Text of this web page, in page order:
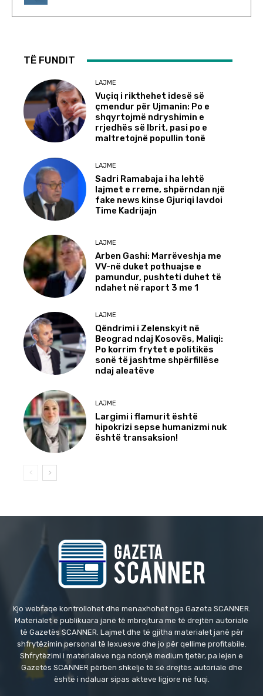
TË FUNDIT
LAJME
Vuçiq i rikthehet idesë së
çmendur për Ujmanin: Po e
shqyrtojmë ndryshimin e
rrjedhës së Ibrit, pasi po e
maltretojnë popullin tonë
LAJME
Sadri Ramabaja i ha lehtë
lajmet e rreme, shpërndan një
fake news kinse Gjuriqi lavdoi
Time Kadrijajn
LAJME
Arben Gashi: Marrëveshja me
VV-në duket pothuajse e
pamundur, pushteti duhet të
ndahet në raport 3 me 1
LAJME
Qëndrimi i Zelenskyit në
Beograd ndaj Kosovës, Maliqi:
Po korrim frytet e politikës
sonë të jashtme shpërfillëse
ndaj aleatëve
LAJME
Largimi i flamurit është
hipokrizi sepse humanizmi nuk
është transaksion!
Kjo webfaqe kontrollohet dhe menaxhohet nga Gazeta SCANNER.
Materialet e publikuara janë të mbrojtura me të drejtën autoriale
të Gazetës SCANNER. Lajmet dhe të gjitha materialet janë për
shfrytëzimin personal të lexuesve dhe jo për qellime profitabile.
Shfrytëzimi i materialeve nga ndonjë medium tjetër, pa lejen e
Gazetës SCANNER përbën shkelje të së drejtës autoriale dhe
është i ndaluar sipas akteve ligjore në fuqi.